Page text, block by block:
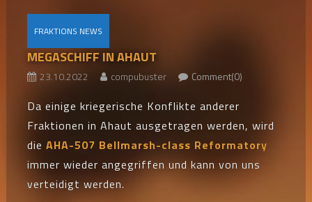
FRAKTIONS NEWS
MEGASCHIFF IN AHAUT
23.10.2022 compubuster Comment(0)
Da einige kriegerische Konflikte anderer
Fraktionen in Ahaut ausgetragen werden, wird
die AHA-507 Bellmarsh-class Reformatory
immer wieder angegriffen und kann von uns
verteidigt werden.